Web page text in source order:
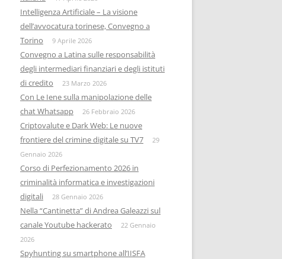
Intelligenza Artificiale – La visione
dell’avvocatura torinese, Convegno a
Torino
9 Aprile 2026
Convegno a Latina sulle responsabilità
degli intermediari finanziari e degli istituti
di credito
23 Marzo 2026
Con Le Iene sulla manipolazione delle
chat Whatsapp
26 Febbraio 2026
Criptovalute e Dark Web: Le nuove
frontiere del crimine digitale su TV7
29
Gennaio 2026
Corso di Perfezionamento 2026 in
criminalità informatica e investigazioni
digitali
28 Gennaio 2026
Nella “Cantinetta” di Andrea Galeazzi sul
canale Youtube hackerato
22 Gennaio
2026
Spyhunting su smartphone all’IISFA